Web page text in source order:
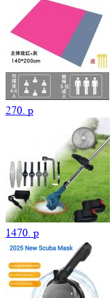
270. p
1470. p